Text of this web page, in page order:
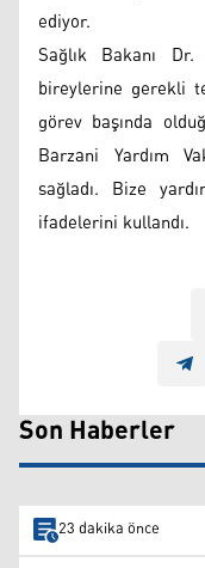
ediyor.
Sağlık Bakanı
bireylerine gerekli
görev başında
Barzani Yardım
sağladı. Bize
ifadelerini kullandı.
Son Haberler
23 dakika önce